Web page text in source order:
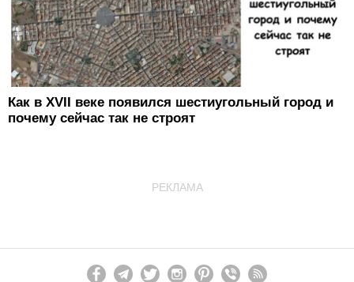
Как в XVII веке появился шестиугольный город и
почему сейчас так не строят
РЕКЛАМА